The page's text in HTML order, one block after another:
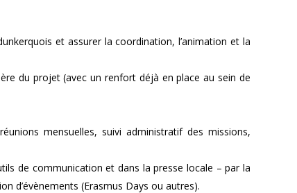
et assurer la coordination, l’animation et la
du projet (avec un renfort déjà en place au sein de
mensuelles, suivi administratif des missions,
de communication et dans la presse locale – par la
d’évènements (Erasmus Days ou autres).